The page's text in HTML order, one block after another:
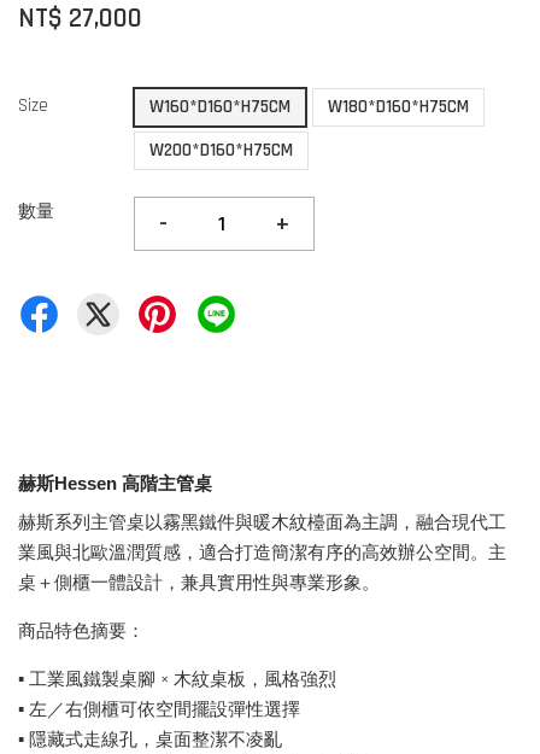
NT$ 27,000
Size W160*D160*H75CM
W180*D160*H75CM
W200*D160*H75CM
數量 - +
赫斯Hessen 高階主管桌
赫斯系列主管桌以霧黑鐵件與暖木紋檯面為主調，融合現代工
業風與北歐溫潤質感，適合打造簡潔有序的高效辦公空間。主
桌＋側櫃一體設計，兼具實用性與專業形象。
商品特色摘要：
▪ 工業風鐵製桌腳 × 木紋桌板，風格強烈
▪ 左／右側櫃可依空間擺設彈性選擇
▪ 隱藏式走線孔，桌面整潔不凌亂